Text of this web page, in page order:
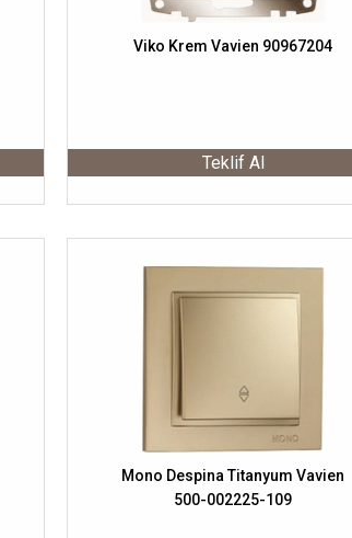
Viko Krem Vavien 90967204
Teklif Al
Mono Despina Titanyum Vavien
500-002225-109